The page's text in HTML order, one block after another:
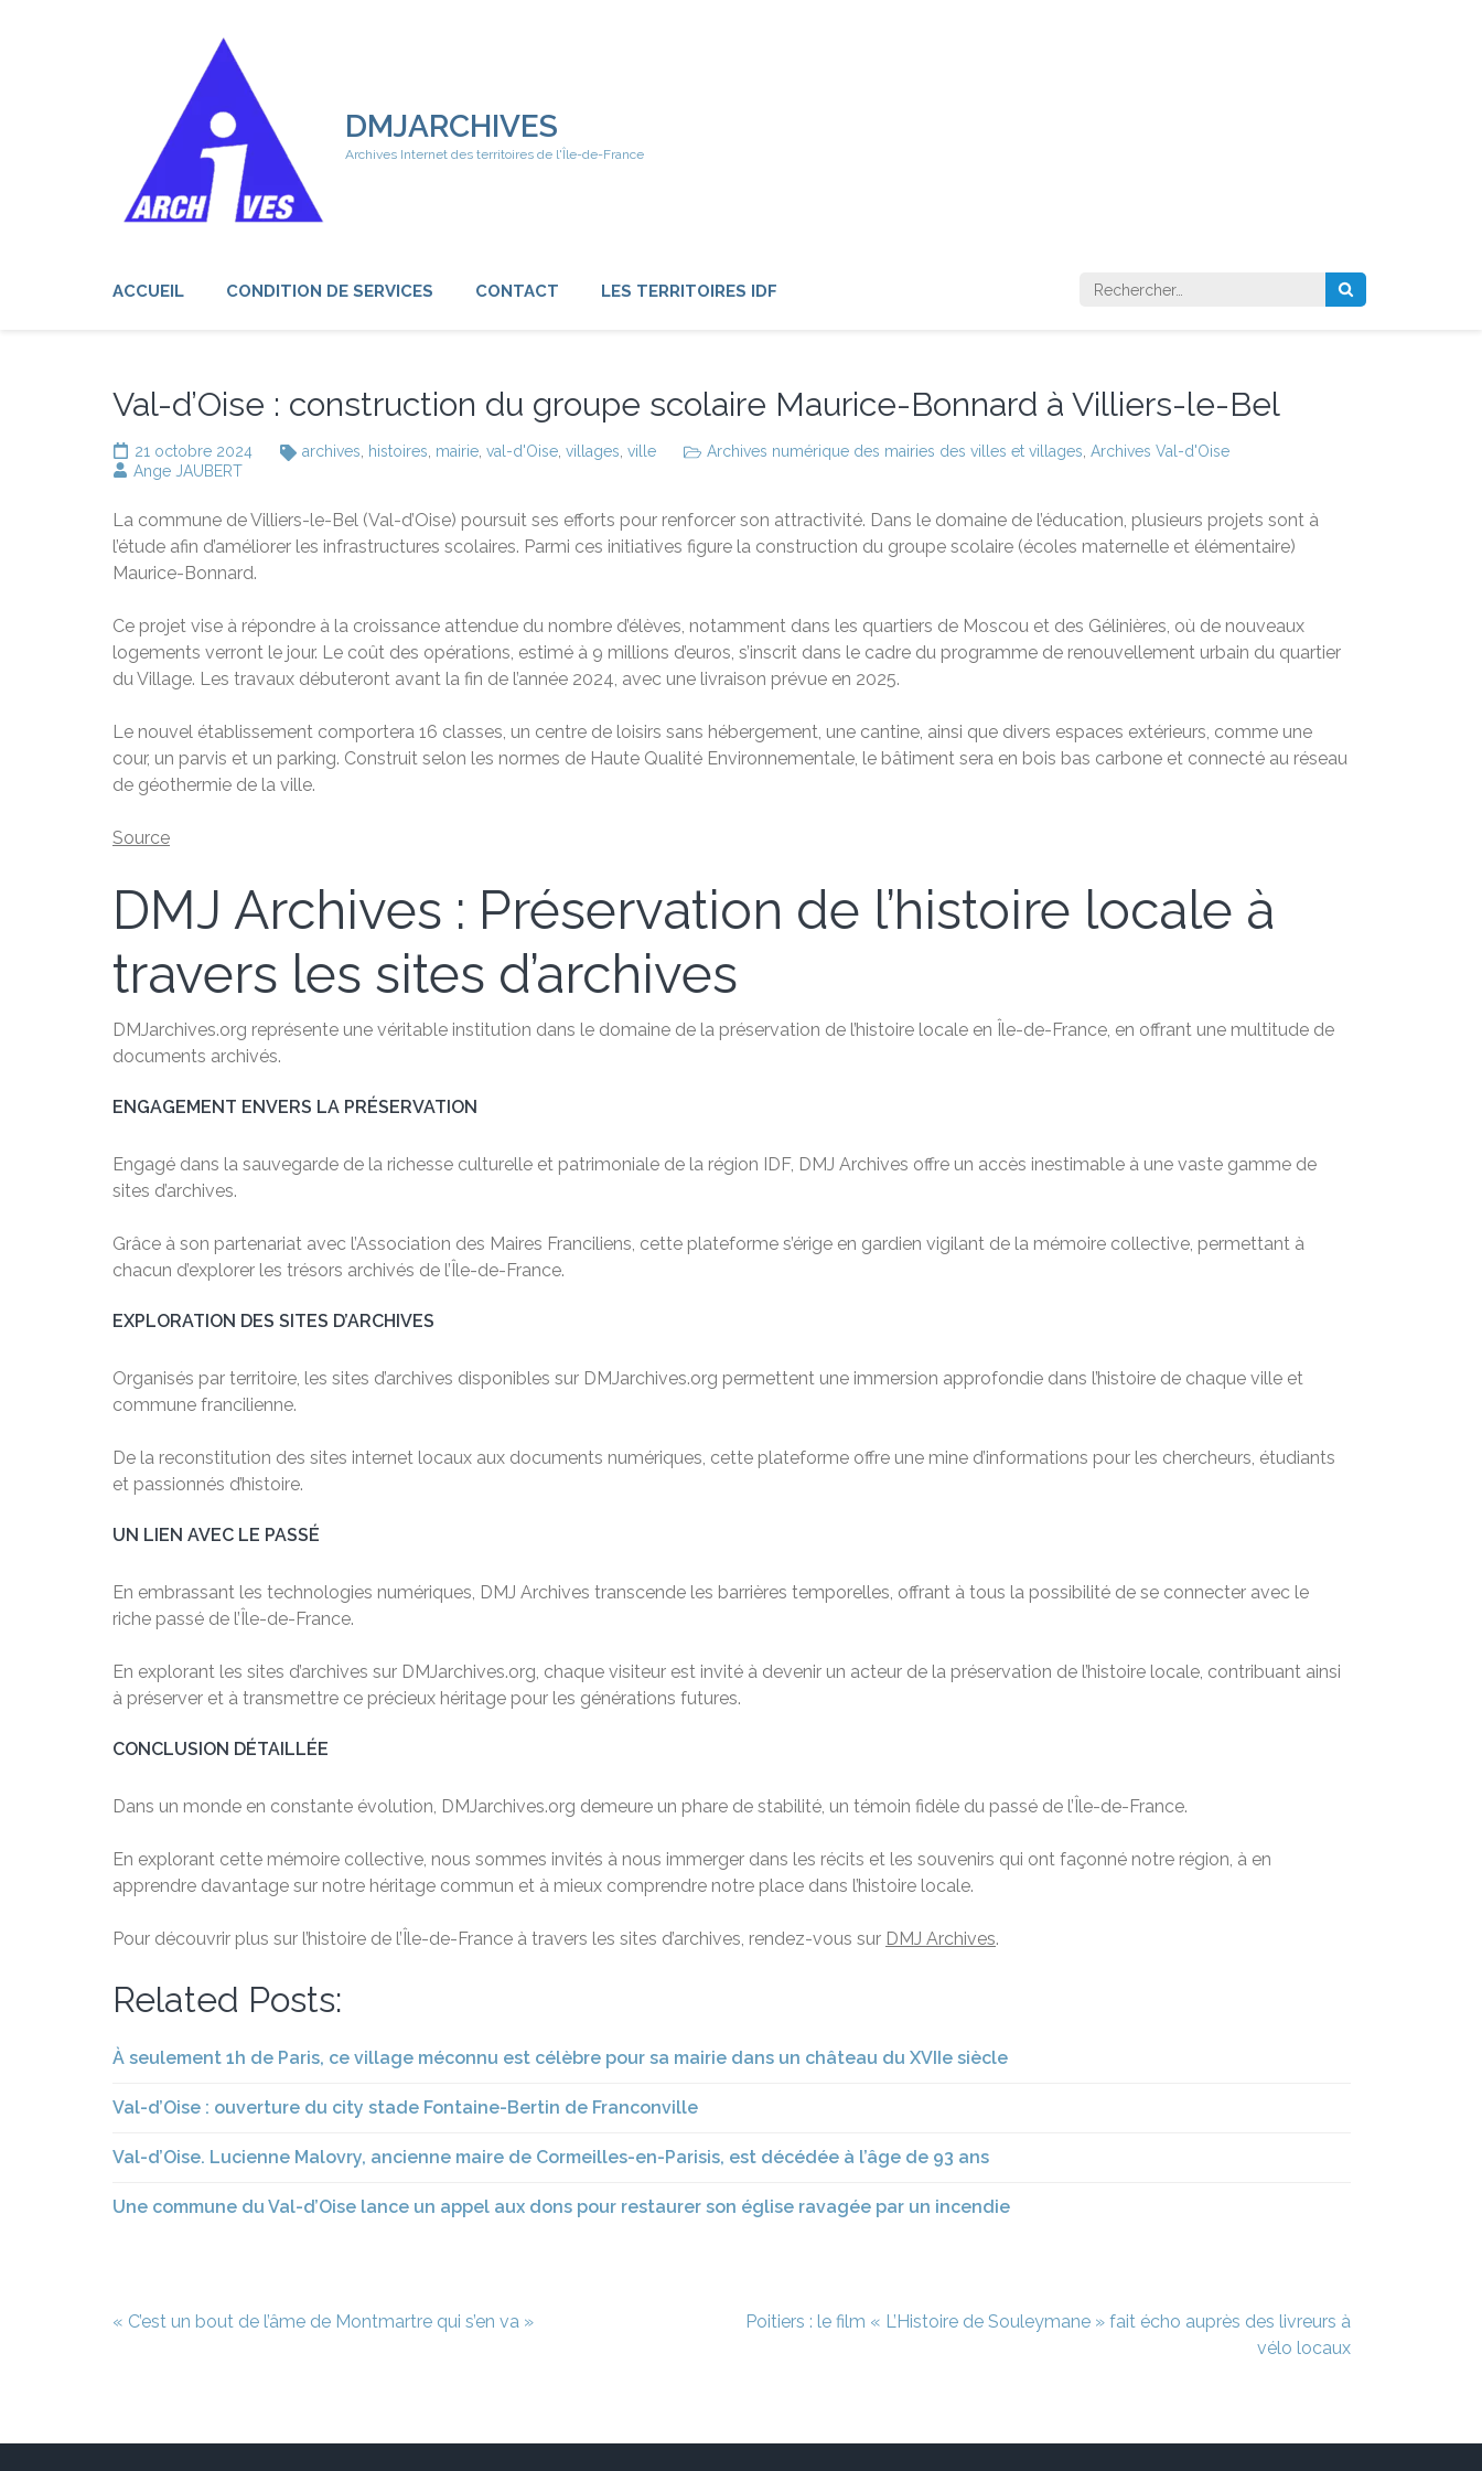
DMJARCHIVES
Archives Internet des territoires de l'Île-de-France
ACCUEIL CONDITION DE SERVICES CONTACT LES TERRITOIRES IDF Rechercher :
Val-d’Oise : construction du groupe scolaire Maurice-Bonnard à Villiers-le-Bel
21 octobre 2024 archives histoires mairie val-d'Oise villages ville Archives numérique des mairies des villes et villages Archives Val-d'Oise
Ange JAUBERT
La commune de Villiers-le-Bel (Val-d’Oise) poursuit ses efforts pour renforcer son attractivité. Dans le domaine de l’éducation, plusieurs projets sont à
l’étude afin d’améliorer les infrastructures scolaires. Parmi ces initiatives figure la construction du groupe scolaire (écoles maternelle et élémentaire)
Maurice-Bonnard.
Ce projet vise à répondre à la croissance attendue du nombre d’élèves, notamment dans les quartiers de Moscou et des Gélinières, où de nouveaux
logements verront le jour. Le coût des opérations, estimé à 9 millions d’euros, s’inscrit dans le cadre du programme de renouvellement urbain du quartier
du Village. Les travaux débuteront avant la fin de l’année 2024, avec une livraison prévue en 2025.
Le nouvel établissement comportera 16 classes, un centre de loisirs sans hébergement, une cantine, ainsi que divers espaces extérieurs, comme une
cour, un parvis et un parking. Construit selon les normes de Haute Qualité Environnementale, le bâtiment sera en bois bas carbone et connecté au réseau
de géothermie de la ville.
Source
DMJ Archives : Préservation de l’histoire locale à
travers les sites d’archives
DMJarchives.org représente une véritable institution dans le domaine de la préservation de l’histoire locale en Île-de-France, en offrant une multitude de
documents archivés.
ENGAGEMENT ENVERS LA PRÉSERVATION
Engagé dans la sauvegarde de la richesse culturelle et patrimoniale de la région IDF, DMJ Archives offre un accès inestimable à une vaste gamme de
sites d’archives.
Grâce à son partenariat avec l’Association des Maires Franciliens, cette plateforme s’érige en gardien vigilant de la mémoire collective, permettant à
chacun d’explorer les trésors archivés de l’Île-de-France.
EXPLORATION DES SITES D’ARCHIVES
Organisés par territoire, les sites d’archives disponibles sur DMJarchives.org permettent une immersion approfondie dans l’histoire de chaque ville et
commune francilienne.
De la reconstitution des sites internet locaux aux documents numériques, cette plateforme offre une mine d’informations pour les chercheurs, étudiants
et passionnés d’histoire.
UN LIEN AVEC LE PASSÉ
En embrassant les technologies numériques, DMJ Archives transcende les barrières temporelles, offrant à tous la possibilité de se connecter avec le
riche passé de l’Île-de-France.
En explorant les sites d’archives sur DMJarchives.org, chaque visiteur est invité à devenir un acteur de la préservation de l’histoire locale, contribuant ainsi
à préserver et à transmettre ce précieux héritage pour les générations futures.
CONCLUSION DÉTAILLÉE
Dans un monde en constante évolution, DMJarchives.org demeure un phare de stabilité, un témoin fidèle du passé de l’Île-de-France.
En explorant cette mémoire collective, nous sommes invités à nous immerger dans les récits et les souvenirs qui ont façonné notre région, à en
apprendre davantage sur notre héritage commun et à mieux comprendre notre place dans l’histoire locale.
Pour découvrir plus sur l’histoire de l’Île-de-France à travers les sites d’archives, rendez-vous sur DMJ Archives.
Related Posts:
À seulement 1h de Paris, ce village méconnu est célèbre pour sa mairie dans un château du XVIIe siècle
Val-d’Oise : ouverture du city stade Fontaine-Bertin de Franconville
Val-d’Oise. Lucienne Malovry, ancienne maire de Cormeilles-en-Parisis, est décédée à l’âge de 93 ans
Une commune du Val-d’Oise lance un appel aux dons pour restaurer son église ravagée par un incendie
Navigation
« C’est un bout de l’âme de Montmartre qui s’en va »
Poitiers : le film « L’Histoire de Souleymane » fait écho auprès des livreurs à
vélo locaux